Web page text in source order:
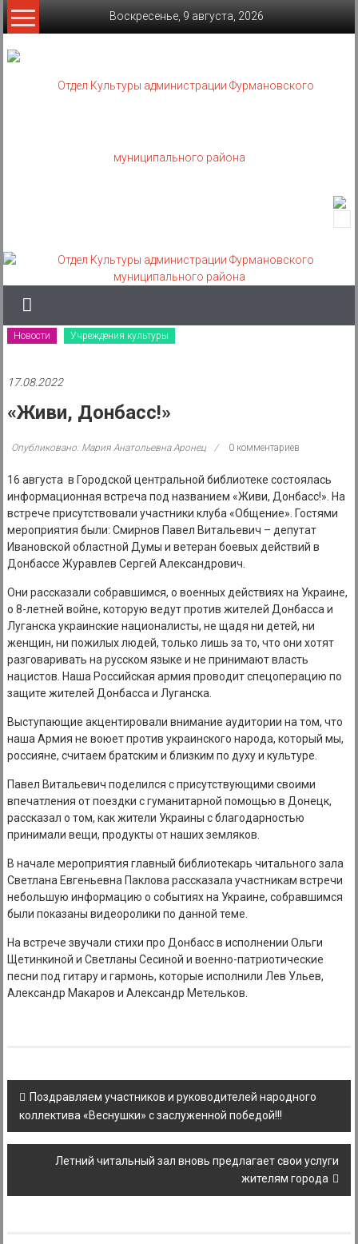
Skip
to
Воскресенье, 9 августа, 2026
администрации
Фурмановского
муниципального
казенное
Новости Учреждения культуры
17.08.2022
«Живи, Донбасс!»
Опубликовано: Мария Анатольевна Аронец 0 комментариев
16 августа в Городской центральной библиотеке состоялась
информационная встреча под названием «Живи, Донбасс!». На
встрече присутствовали участники клуба «Общение». Гостями
мероприятия были: Смирнов Павел Витальевич – депутат
Ивановской областной Думы и ветеран боевых действий в
Донбассе Журавлев Сергей Александрович.
Они рассказали собравшимся, о военных действиях на Украине,
о 8-летней войне, которую ведут против жителей Донбасса и
Луганска украинские националисты, не щадя ни детей, ни
женщин, ни пожилых людей, только лишь за то, что они хотят
разговаривать на русском языке и не принимают власть
нацистов. Наша Российская армия проводит спецоперацию по
защите жителей Донбасса и Луганска.
Выступающие акцентировали внимание аудитории на том, что
наша Армия не воюет против украинского народа, который мы,
россияне, считаем братским и близким по духу и культуре.
Павел Витальевич поделился с присутствующими своими
впечатления от поездки с гуманитарной помощью в Донецк,
рассказал о том, как жители Украины с благодарностью
принимали вещи, продукты от наших земляков.
В начале мероприятия главный библиотекарь читального зала
Светлана Евгеньевна Паклова рассказала участникам встречи
небольшую информацию о событиях на Украине, собравшимся
были показаны видеоролики по данной теме.
На встрече звучали стихи про Донбасс в исполнении Ольги
Щетинкиной и Светланы Сесиной и военно-патриотические
песни под гитару и гармонь, которые исполнили Лев Ульев,
Александр Макаров и Александр Метельков.
Post
navigation
Поздравляем участников и руководителей народного
коллектива «Веснушки» с заслуженной победой!!!
Летний читальный зал вновь предлагает свои услуги
жителям города